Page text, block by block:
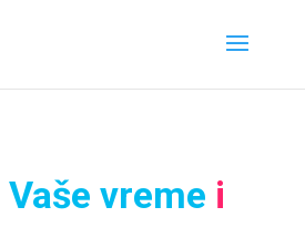
Vaše vreme i